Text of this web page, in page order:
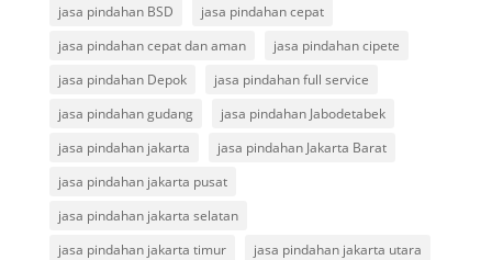
jasa pindahan BSD
jasa pindahan cepat
jasa pindahan cepat dan aman
jasa pindahan cipete
jasa pindahan Depok
jasa pindahan full service
jasa pindahan gudang
jasa pindahan Jabodetabek
jasa pindahan jakarta
jasa pindahan Jakarta Barat
jasa pindahan jakarta pusat
jasa pindahan jakarta selatan
jasa pindahan jakarta timur
jasa pindahan jakarta utara